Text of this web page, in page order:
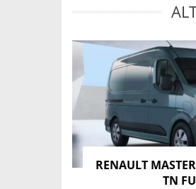
RENAULT
TN